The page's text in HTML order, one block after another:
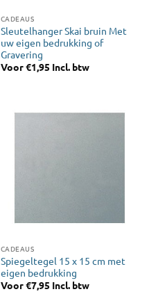
CADEAUS
Sleutelhanger Skai bruin Met
uw eigen bedrukking of
Gravering
Voor€1,95 Incl. btw
CADEAUS
Spiegeltegel 15 x 15 cm met
eigen bedrukking
Voor€7,95 Incl. btw